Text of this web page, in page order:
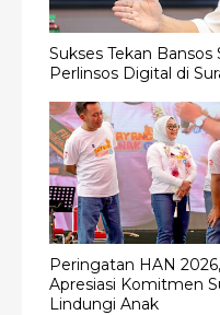
Sukses Tekan Bansos
Perlinsos Digital di
Peringatan HAN
Apresiasi Komitmen
Lindungi Anak